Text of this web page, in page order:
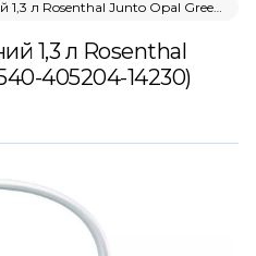
Junto Opal Green (10540-405204-14230)
1,3 л Rosenthal
405204-14230)